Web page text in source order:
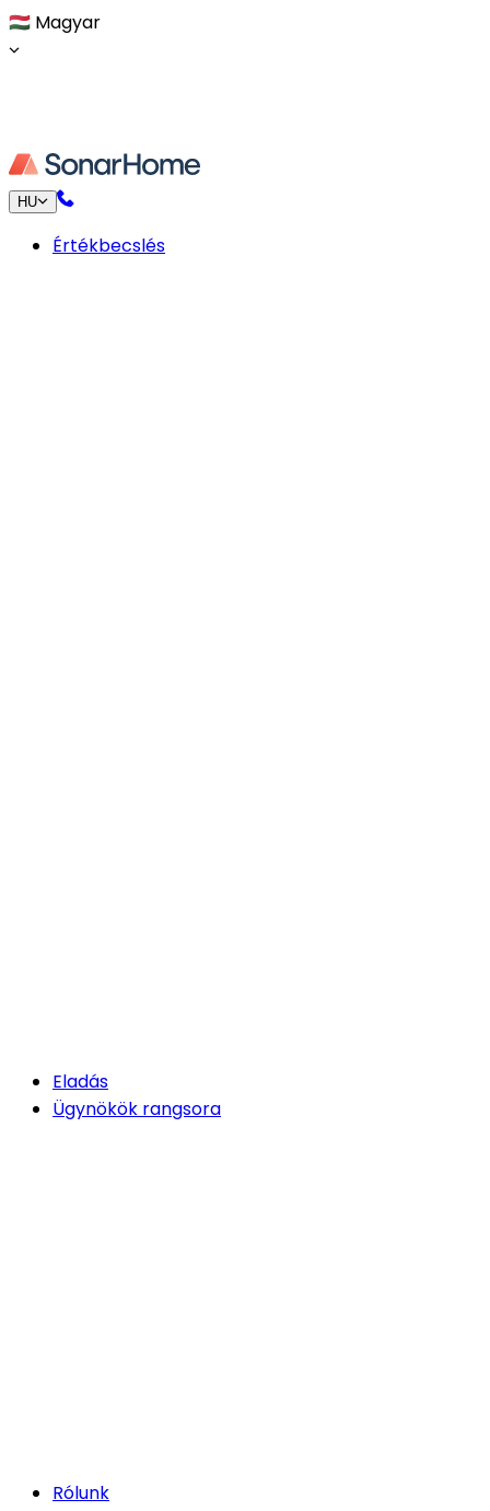
🇭🇺 Magyar
HU
Értékbecslés
Eladás
Ügynökök rangsora
Rólunk